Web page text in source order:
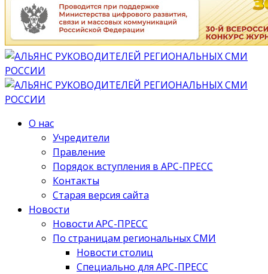
О нас
Учредители
Правление
Порядок вступления в АРС-ПРЕСС
Контакты
Старая версия сайта
Новости
Новости АРС-ПРЕСС
По страницам региональных СМИ
Новости столиц
Специально для АРС-ПРЕСС